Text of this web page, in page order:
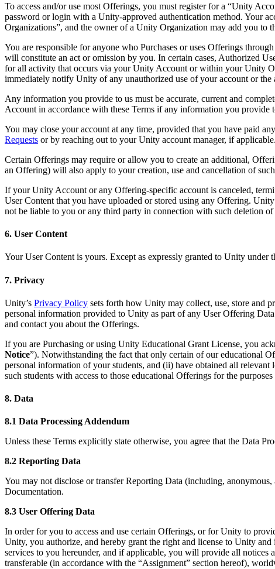
To access and/or use most Offerings, you must register for a “Unity
password or login with a Unity-approved authentication method. Your
Organizations”, and the owner of a Unity Organization may add you
You are responsible for anyone who Purchases or uses Offerings
will constitute an act or omission by you. In certain cases, Authorized
for all activity that occurs via your Unity Account or within your Unity
immediately notify Unity of any unauthorized use of your account or the
Any information you provide to us must be accurate, current and
Account in accordance with these Terms if any information you provide
You may close your account at any time, provided that you have paid
Requests or by reaching out to your Unity account manager, if applicable.
Certain Offerings may require or allow you to create an additional,
an Offering) will also apply to your creation, use and cancellation of
If your Unity Account or any Offering-specific account is canceled,
User Content that you have uploaded or stored using any Offering.
not be liable to you or any third party in connection with such deletion
6. User Content
Your User Content is yours. Except as expressly granted to Unity
7. Privacy
Unity’s Privacy Policy sets forth how Unity may collect, use, store and
personal information provided to Unity as part of any User Offering
and contact you about the Offerings.
If you are Purchasing or using Unity Educational Grant License, you
Notice”). Notwithstanding the fact that only certain of our educational
personal information of your students, and (ii) have obtained all
such students with access to those educational Offerings for the
8. Data
8.1 Data Processing Addendum
Unless these Terms explicitly state otherwise, you agree that the Data
8.2 Reporting Data
You may not disclose or transfer Reporting Data (including,
Documentation.
8.3 User Offering Data
In order for you to access and use certain Offerings, or for Unity to
Unity, you authorize, and hereby grant the right and license to Unity
services to you hereunder, and if applicable, you will provide all
transferable (in accordance with the “Assignment” section hereof),